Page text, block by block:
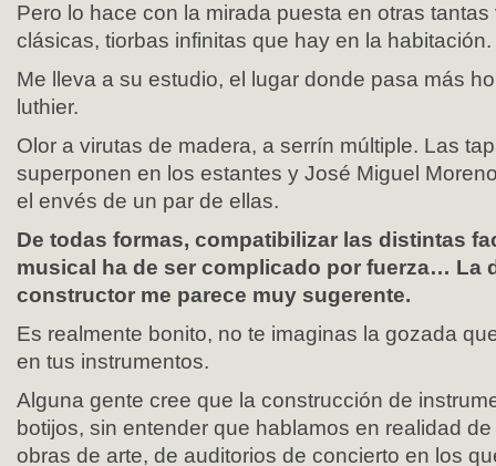
Pero lo hace con la mirada puesta en otras
clásicas, tiorbas infinitas que hay en la habitación.
Me lleva a su estudio, el lugar donde pasa más
luthier.
Olor a virutas de madera, a serrín múltiple. Las
superponen en los estantes y José Miguel
el envés de un par de ellas.
De todas formas, compatibilizar las distintas
musical ha de ser complicado por fuerza… La
constructor me parece muy sugerente.
Es realmente bonito, no te imaginas la gozada
en tus instrumentos.
Alguna gente cree que la construcción de
botijos, sin entender que hablamos en realidad
obras de arte, de auditorios de concierto en los